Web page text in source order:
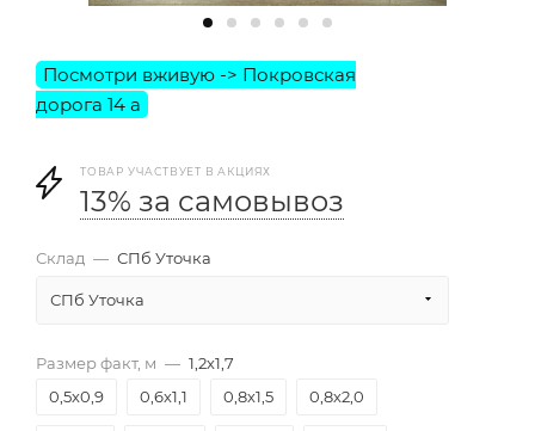
ТОВАР УЧАСТВУЕТ В АКЦИЯХ
13% за самовывоз
Склад — СПб Уточка
СПб Уточка
Размер факт, м — 1,2х1,7
0,5х0,9
0,6х1,1 0,8х1,5 0,8х2,0